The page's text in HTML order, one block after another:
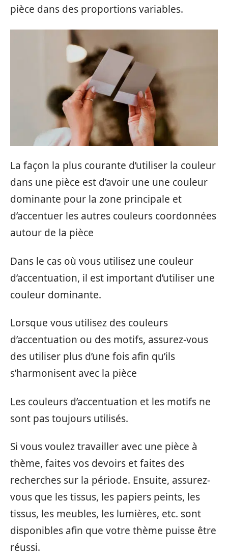
pièce dans des proportions variables.
La façon la plus courante d’utiliser la couleur
dans une pièce est d’avoir une une couleur
dominante pour la zone principale et
d’accentuer les autres couleurs coordonnées
autour de la pièce
Dans le cas où vous utilisez une couleur
d’accentuation, il est important d’utiliser une
couleur dominante.
Lorsque vous utilisez des couleurs
d’accentuation ou des motifs, assurez-vous
des utiliser plus d’une fois afin qu’ils
s’harmonisent avec la pièce
Les couleurs d’accentuation et les motifs ne
sont pas toujours utilisés.
Si vous voulez travailler avec une pièce à
thème, faites vos devoirs et faites des
recherches sur la période. Ensuite, assurez-
vous que les tissus, les papiers peints, les
tissus, les meubles, les lumières, etc. sont
disponibles afin que votre thème puisse être
réussi.